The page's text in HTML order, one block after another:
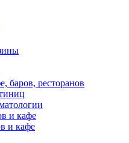
баров, ресторанов
и кафе
и кафе